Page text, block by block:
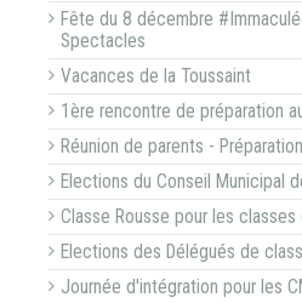
Fête du 8 décembre
Spectacles
Vacances de la Toussaint
1ère rencontre de préparation
Réunion de parents -
Elections du Conseil Municipal
Classe Rousse pour les classes
Elections des Délégués de
Journée d'intégration pour les